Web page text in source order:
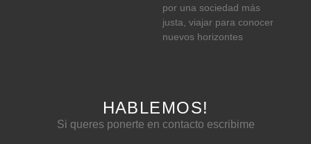
por una sociedad más
justa, viajar para conocer
nuevos horizontes
HABLEMOS!
Si queres ponerte en contacto escribime